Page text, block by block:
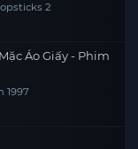
2
Áo Giấy - Phim
1997